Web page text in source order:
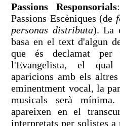
Passions Responsorials
Passions Escèniques (de
personas distributa). La
basa en el text d'algun
que és declamat per
l'Evangelista, el qual
aparicions amb els
eminentment vocal, la
musicals serà
apareixen en el
interpretats per solistes